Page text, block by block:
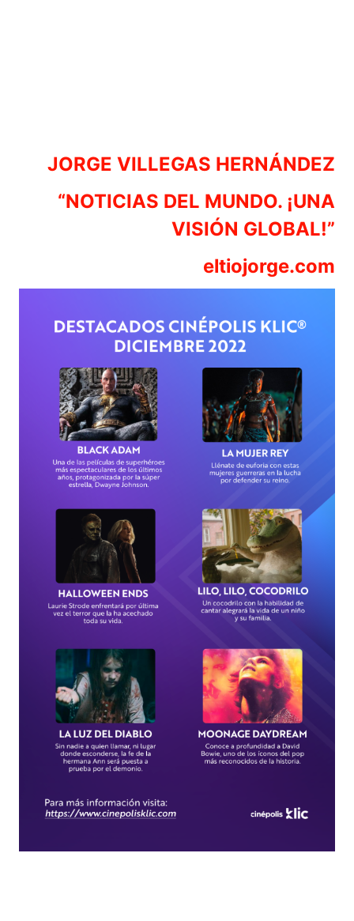
JORGE VILLEGAS HERNÁNDEZ
“NOTICIAS DEL MUNDO. ¡UNA
VISIÓN GLOBAL!”
eltiojorge.com